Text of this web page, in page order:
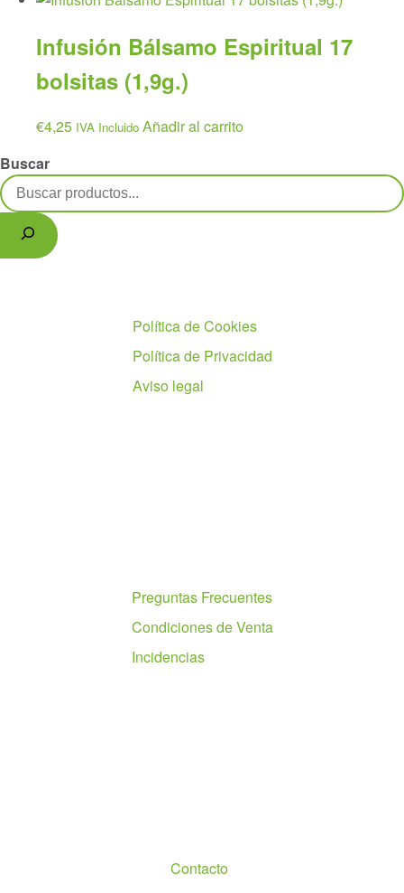
Infusión Bálsamo Espiritual 17
bolsitas (1,9g.)
€4,25 IVA Incluido Añadir al carrito
Buscar
Política de Cookies
Política de Privacidad
Aviso legal
Preguntas Frecuentes
Condiciones de Venta
Incidencias
Contacto